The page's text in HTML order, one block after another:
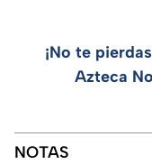
¡No te
Azteca
NOTAS